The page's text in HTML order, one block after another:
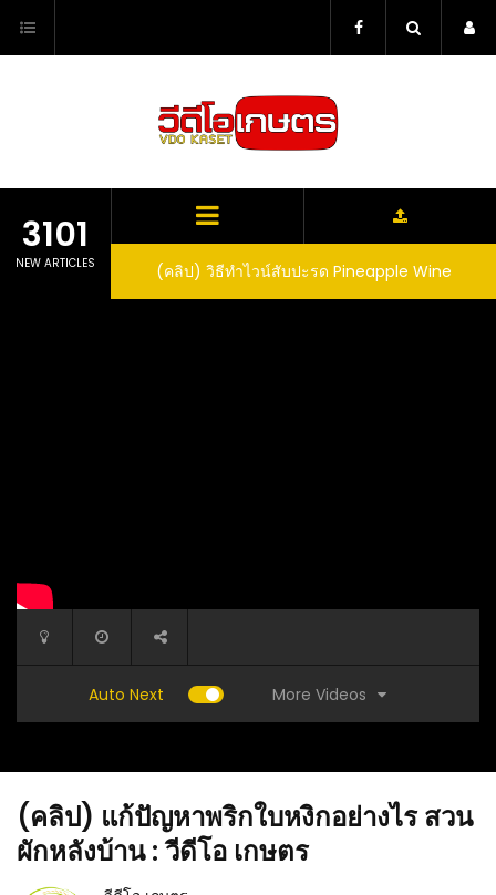
content
3101
NEW ARTICLES
ปในถัง จะได้ผล
expect that
(คลิป) วิธีทำไวน์สับปะรด Pineapple Wine
Auto Next More Videos
(คลิป) แก้ปัญหาพริกใบหงิกอย่างไร สวน
ผักหลังบ้าน : วีดีโอ เกษตร